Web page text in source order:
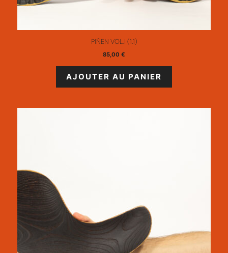
PIÑEN VOL.I (1.1)
85,00 €
AJOUTER AU PANIER